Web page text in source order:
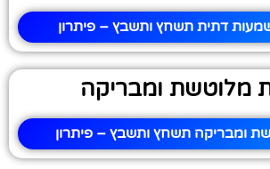
דתית תשחץ ותשבץ – פיתרון
מלוטשת ומבריקה
ומבריקה תשחץ ותשבץ – פיתרון